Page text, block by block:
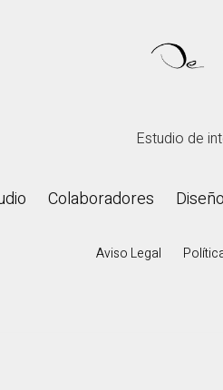
Estudio de
Colaboradores
Aviso Legal